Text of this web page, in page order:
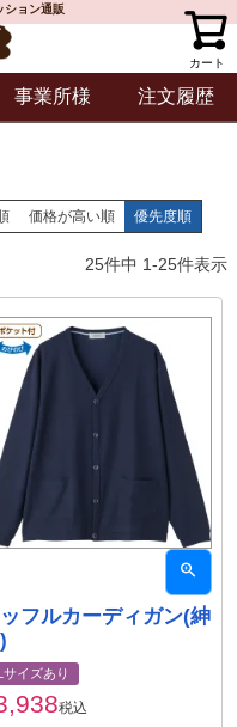
ション通販
カート
事業所様 注文履歴
価格が高い順 優先度順
25件中 1-25件表示
フルカーディガン(紳
サイズあり
税込